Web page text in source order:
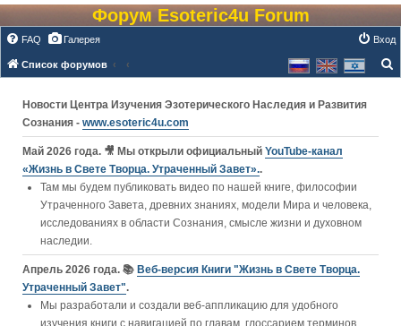
Форум Esoteric4u Forum
FAQ Галерея Вход
Список форумов
Новости Центра Изучения Эзотерического Наследия и Развития
Сознания - www.esoteric4u.com
Май 2026 года. 🎥 Мы открыли официальный YouTube‑канал
«Жизнь в Свете Творца. Утраченный Завет»..
Там мы будем публиковать видео по нашей книге, философии
Утраченного Завета, древних знаниях, модели Мира и человека,
исследованиях в области Сознания, смысле жизни и духовном
наследии.
Апрель 2026 года. 📚 Веб-версия Книги "Жизнь в Свете Творца.
Утраченный Завет".
Мы разработали и создали веб-аппликацию для удобного
изучения книги c навигацией по главам, глоссарием терминов,